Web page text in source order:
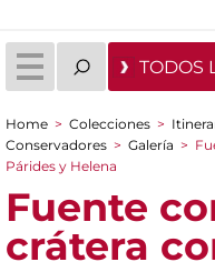
TODOS
You are here
Home > Colecciones >
Conservadores > Galería >
Párides y Helena
Fuente
crátera